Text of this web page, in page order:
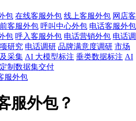
包 在线客服外包 线上客服外包 网店客
客服外包 呼叫中心外包 电话客服外包
包 呼入客服外包 电话营销外包 电话调
研究 电话调研 品牌满意度调研 市场
采集 AI 大模型标注 垂类数据标注 AI
定制数据集交付
服外包
服外包？